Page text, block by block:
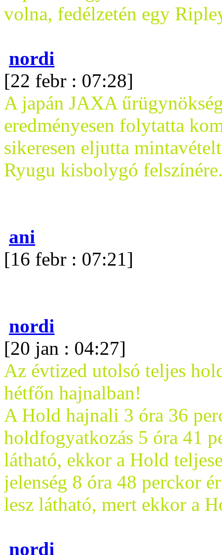
volna, fedélzetén egy
nordi
[22 febr : 07:28]
A japán JAXA
eredményesen folytatta
sikeresen eljutta
Ryugu kisbolygó
ani
[16 febr : 07:21]
nordi
[20 jan : 04:27]
Az évtized utolsó teljes
hétfőn hajnalban!
A Hold hajnali 3 óra 36
holdfogyatkozás 5 óra 41
látható, ekkor a Hold
jelenség 8 óra 48 perckor
lesz látható, mert ekkor a
nordi